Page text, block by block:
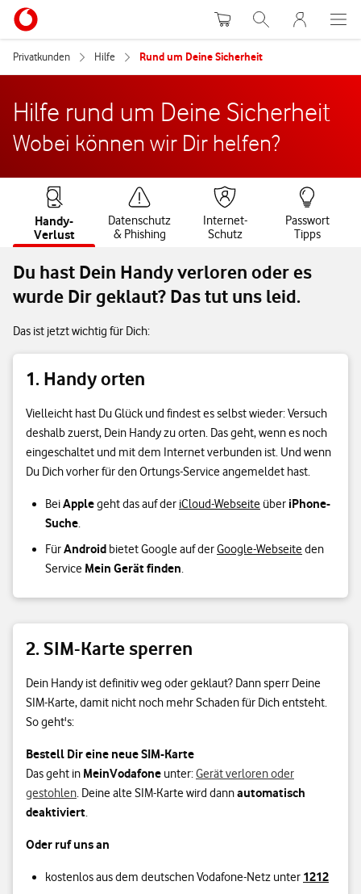
WarenkorbSuche MeinVodafone
Privatkunden Hilfe Rund um Deine Sicherheit
Hilfe rund um Deine Sicherheit
Wobei können wir Dir helfen?
Handy-
Verlust
Datenschutz
& Phishing
Internet-
Schutz
Passwort
Tipps
Du hast Dein Handy verloren oder es
wurde Dir geklaut? Das tut uns leid.
Das ist jetzt wichtig für Dich:
1. Handy orten
Vielleicht hast Du Glück und findest es selbst wieder: Versuch
deshalb zuerst, Dein Handy zu orten. Das geht, wenn es noch
eingeschaltet und mit dem Internet verbunden ist. Und wenn
Du Dich vorher für den Ortungs-Service angemeldet hast.
BeiApplegeht das auf der iCloud-Webseite über iPhone-
Suche.
FürAndroid bietet Google auf derGoogle-Webseiteden
Service Mein Gerät finden.
2. SIM-Karte sperren
Dein Handy ist definitiv weg oder geklaut? Dann sperr Deine
SIM-Karte, damit nicht noch mehr Schaden für Dich entsteht.
So geht's:
Bestell Dir eine neue SIM-Karte
Das geht in MeinVodafone unter:Gerät verloren oder
gestohlen. Deine alte SIM-Karte wird dannautomatisch
deaktiviert.
Oder ruf uns an
kostenlos aus dem deutschen Vodafone-Netz unter 1212